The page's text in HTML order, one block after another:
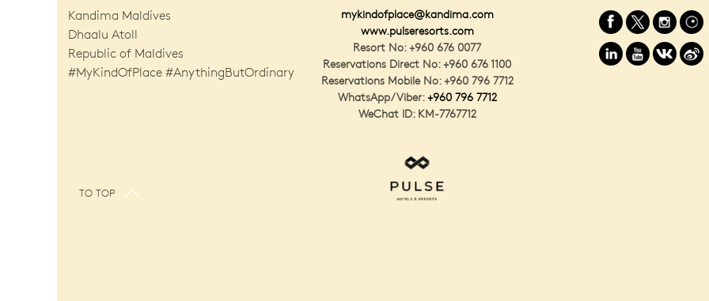
Kandima Maldives
Dhaalu Atoll
Republic of Maldives
#MyKindOfPlace #AnythingButOrdinary
mykindofplace@kandima.com
www.pulseresorts.com
Resort No: +960 676 0077
Reservations Direct No: +960 676 1100
Reservations Mobile No: +960 796 7712
WhatsApp/Viber:+960 796 7712
WeChat ID: KM-7767712
TO TOP